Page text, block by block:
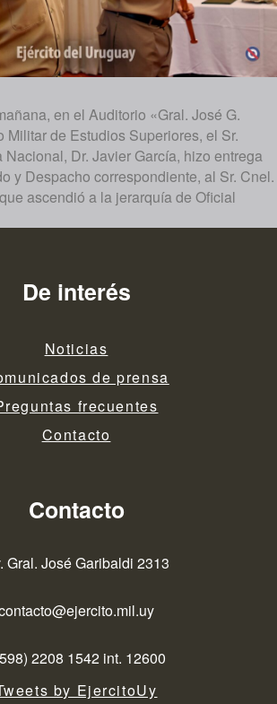
en el Auditorio «Gral. José G.
Militar de Estudios Superiores, el Sr.
Nacional, Dr. Javier García, hizo entrega
y Despacho correspondiente, al Sr. Cnel.
ascendió a la jerarquía de Oficial
De interés
Noticias
de prensa
frecuentes
Contacto
Contacto
Gral. José Garibaldi 2313
2208 1542 int. 12600
by EjercitoUy